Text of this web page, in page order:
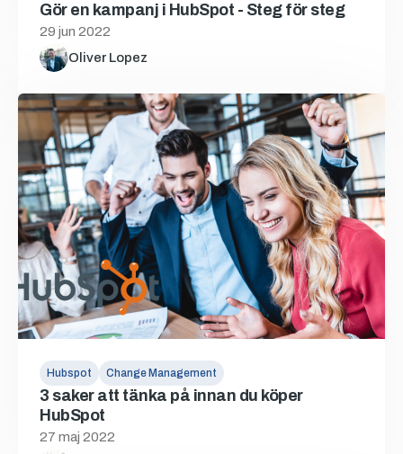
Gör en kampanj i HubSpot - Steg för steg
29 jun 2022
Oliver Lopez
Hubspot Change Management
3 saker att tänka på innan du köper
HubSpot
27 maj 2022